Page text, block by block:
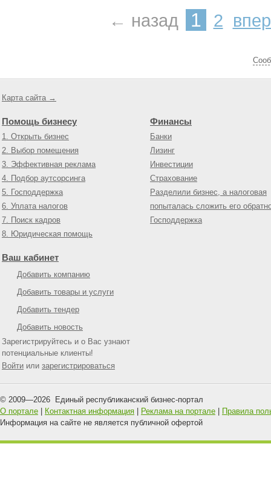
← назад 1 2
Карта сайта →
Помощь бизнесу
1. Открыть бизнес
2. Выбор помещения
3. Эффективная реклама
4. Подбор аутсорсинга
5. Господдержка
6. Уплата налогов
7. Поиск кадров
8. Юридическая помощь
Финансы
Банки
Лизинг
Инвестиции
Страхование
Разделили бизнес, а налоговая
попыталась сложить его
Господдержка
Ваш кабинет
Добавить компанию
Добавить товары и услуги
Добавить тендер
Добавить новость
Зарегистрируйтесь и о Вас узнают
потенциальные клиенты!
Войти или зарегистрироваться
© 2009—2026 Единый республиканский бизнес-портал
О портале
Контактная информация Реклама на портале
Правила
Информация на сайте не является публичной офертой